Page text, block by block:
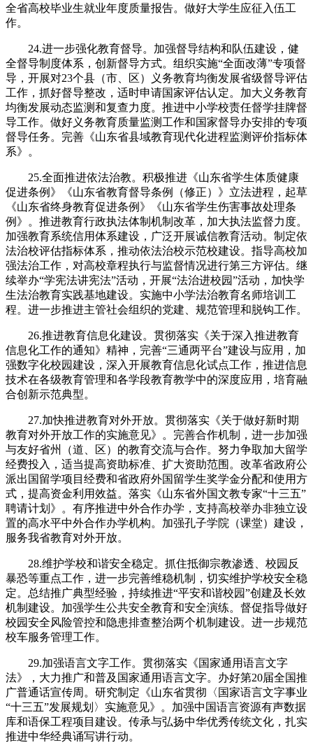
全省高校毕业生就业年度质量报告。做好大学生应征入伍工
作。
24.进一步强化教育督导。加强督导结构和队伍建设，健
全督导制度体系，创新督导方式。组织实施“全面改薄”专项督
导，开展对23个县（市、区）义务教育均衡发展省级督导评估
工作，抓好督导整改，适时申请国家评估认定。加大义务教育
均衡发展动态监测和复查力度。推进中小学校责任督学挂牌督
导工作。做好义务教育质量监测工作和国家督导办安排的专项
督导任务。完善《山东省县域教育现代化进程监测评价指标体
系》。
25.全面推进依法治教。积极推进《山东省学生体质健康
促进条例》《山东省教育督导条例（修正）》立法进程，起草
《山东省终身教育促进条例》《山东省学生伤害事故处理条
例》。推进教育行政执法体制机制改革，加大执法监督力度。
加强教育系统信用体系建设，广泛开展诚信教育活动。制定依
法治校评估指标体系，推动依法治校示范校建设。指导高校加
强法治工作，对高校章程执行与监督情况进行第三方评估。继
续举办“学宪法讲宪法”活动，开展“法治进校园”活动，加快学
生法治教育实践基地建设。实施中小学法治教育名师培训工
程。进一步推进主管社会组织的党建、规范管理和脱钩工作。
26.推进教育信息化建设。贯彻落实《关于深入推进教育
信息化工作的通知》精神，完善“三通两平台”建设与应用，加
强数字化校园建设，深入开展教育信息化试点工作，推进信息
技术在各级教育管理和各学段教育教学中的深度应用，培育融
合创新示范典型。
27.加快推进教育对外开放。贯彻落实《关于做好新时期
教育对外开放工作的实施意见》。完善合作机制，进一步加强
与友好省州（道、区）的教育交流与合作。努力争取加大留学
经费投入，适当提高资助标准、扩大资助范围。改革省政府公
派出国留学项目经费和省政府外国留学生奖学金分配和使用方
式，提高资金利用效益。落实《山东省外国文教专家“十三五”
聘请计划》。有序推进中外合作办学，支持高校举办非独立设
置的高水平中外合作办学机构。加强孔子学院（课堂）建设，
服务我省教育对外开放。
28.维护学校和谐安全稳定。抓住抵御宗教渗透、校园反
暴恐等重点工作，进一步完善维稳机制，切实维护学校安全稳
定。总结推广典型经验，持续推进“平安和谐校园”创建及长效
机制建设。加强学生公共安全教育和安全演练。督促指导做好
校园安全风险管控和隐患排查整治两个机制建设。进一步规范
校车服务管理工作。
29.加强语言文字工作。贯彻落实《国家通用语言文字
法》，大力推广和普及国家通用语言文字。办好第20届全国推
广普通话宣传周。研究制定《山东省贯彻〈国家语言文字事业
“十三五”发展规划〉实施意见》。加强中国语言资源有声数据
库和语保工程项目建设。传承与弘扬中华优秀传统文化，扎实
推进中华经典诵写讲行动。